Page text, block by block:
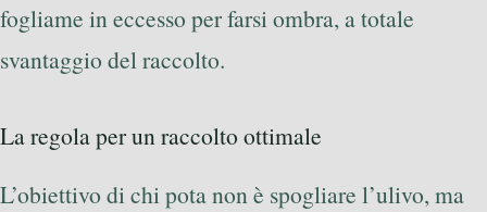
fogliame in eccesso per farsi ombra, a totale
svantaggio del raccolto.
La regola per un raccolto ottimale
L’obiettivo di chi pota non è spogliare l’ulivo, ma